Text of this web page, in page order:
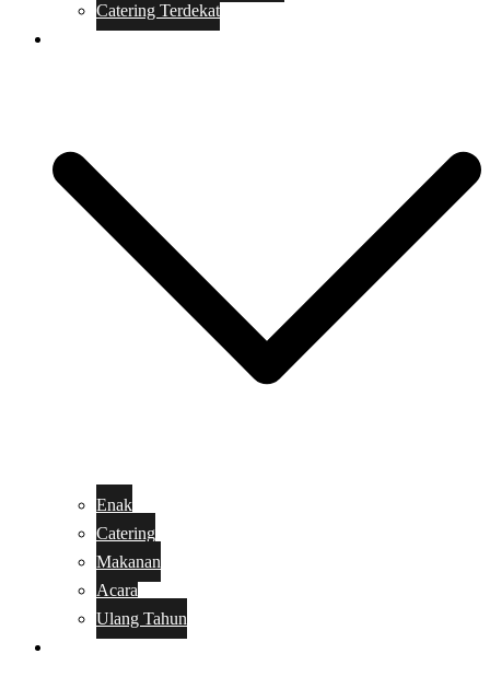
Catering Terdekat
Enak
Catering
Makanan
Acara
Ulang Tahun